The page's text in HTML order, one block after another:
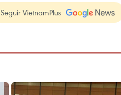
Seguir VietnamPlus